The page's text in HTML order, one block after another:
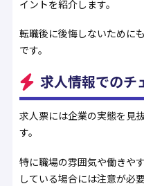
イントを紹介します。
転職後に後悔しないために
です。
求人情報でのチ
求人票には企業の実態を見
す。
特に職場の雰囲気や働きや
している場合には注意が必要